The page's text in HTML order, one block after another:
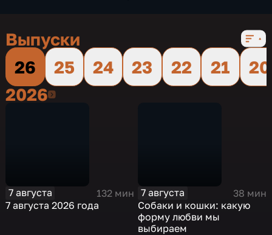
Выпуски
26
25 24 23 22 21
20
20262026
7 августа
132 мин
7 августа 2026 года
7 августа
38 мин
Собаки и кошки: какую
форму любви мы
выбираем